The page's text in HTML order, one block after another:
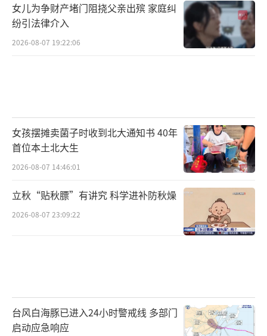
女儿为争财产堵门阻挠父亲出殡 家庭纠
纷引法律介入
2026-08-07 19:22:06
女孩摆摊卖菌子时收到北大通知书 40年
首位本土北大生
2026-08-07 14:46:01
立秋“贴秋膘”有讲究 科学进补防秋燥
2026-08-07 23:09:22
台风白海豚已进入24小时警戒线 多部门
启动应急响应